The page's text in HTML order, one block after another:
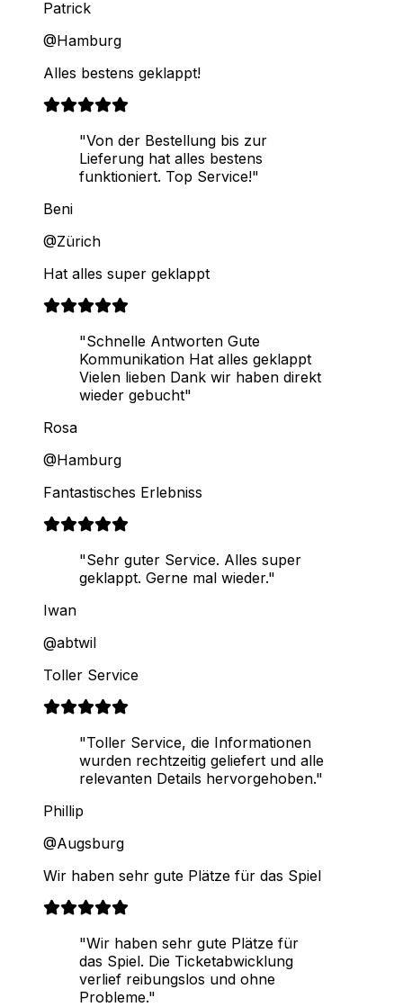
Patrick
@Hamburg
Alles bestens geklappt!
"Von der Bestellung bis zur
Lieferung hat alles bestens
funktioniert. Top Service!"
Beni
@Zürich
Hat alles super geklappt
"Schnelle Antworten Gute
Kommunikation Hat alles geklappt
Vielen lieben Dank wir haben direkt
wieder gebucht"
Rosa
@Hamburg
Fantastisches Erlebniss
"Sehr guter Service. Alles super
geklappt. Gerne mal wieder."
Iwan
@abtwil
Toller Service
"Toller Service, die Informationen
wurden rechtzeitig geliefert und alle
relevanten Details hervorgehoben."
Phillip
@Augsburg
Wir haben sehr gute Plätze für das Spiel
"Wir haben sehr gute Plätze für
das Spiel. Die Ticketabwicklung
verlief reibungslos und ohne
Probleme."